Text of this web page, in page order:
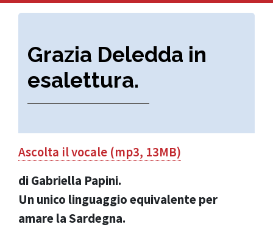
Grazia Deledda in
esalettura.
Ascolta il vocale (mp3, 13MB)
di Gabriella Papini.
Un unico linguaggio equivalente per
amare la Sardegna.